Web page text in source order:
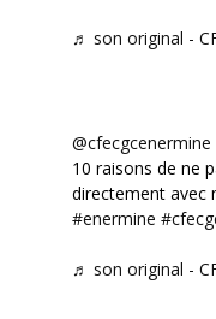
♬ son original -
@cfecgcenermine
10 raisons de ne
directement avec
#enermine
♬ son original -